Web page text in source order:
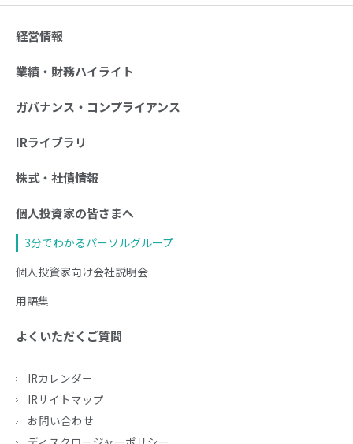
経営情報
業績・財務ハイライト
ガバナンス・コンプライアンス
IRライブラリ
株式・社債情報
個人投資家の皆さまへ
3分でわかるパーソルグループ
個人投資家向け会社説明会
用語集
よくいただくご質問
IRカレンダー
IRサイトマップ
お問い合わせ